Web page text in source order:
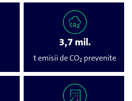
3,7 mil.
t emisii de CO₂ prevenite